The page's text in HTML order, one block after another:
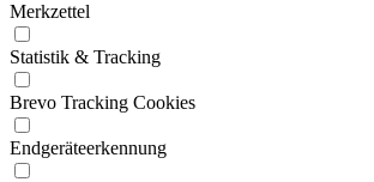
Merkzettel
Statistik & Tracking
Brevo Tracking Cookies
Endgeräteerkennung